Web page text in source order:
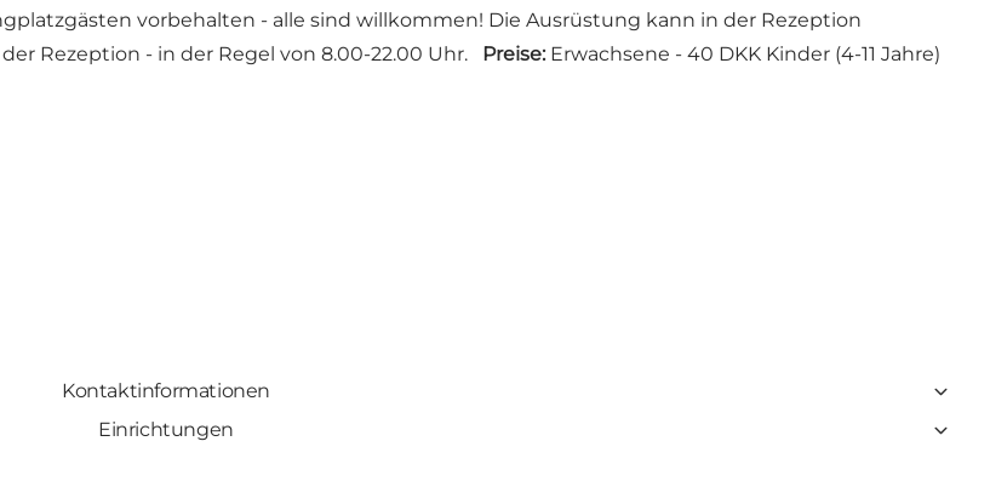
vorbehalten - alle sind willkommen! Die Ausrüstung kann in der Rezeption
Rezeption - in der Regel von 8.00-22.00 Uhr.
Preise: Erwachsene - 40 DKK Kinder (4-11 Jahre)
Kontaktinformationen
Einrichtungen